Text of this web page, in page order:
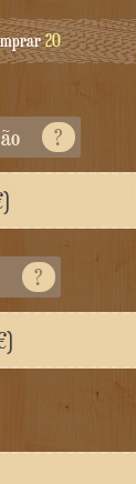
20
?
?